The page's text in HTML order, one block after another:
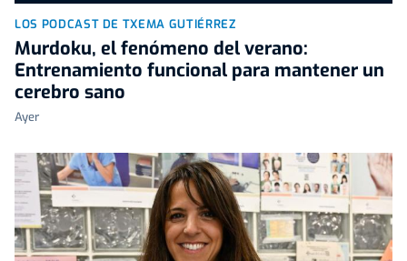
LOS PODCAST DE TXEMA GUTIÉRREZ
Murdoku, el fenómeno del verano:
Entrenamiento funcional para mantener un
cerebro sano
Ayer